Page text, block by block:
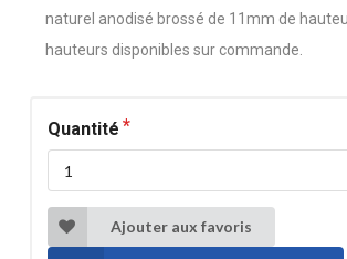
naturel anodisé brossé de 11mm de
hauteurs disponibles sur commande.
Quantité
Ajouter aux favoris